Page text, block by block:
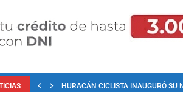
HURACÁN CICLISTA INAUGURÓ SU